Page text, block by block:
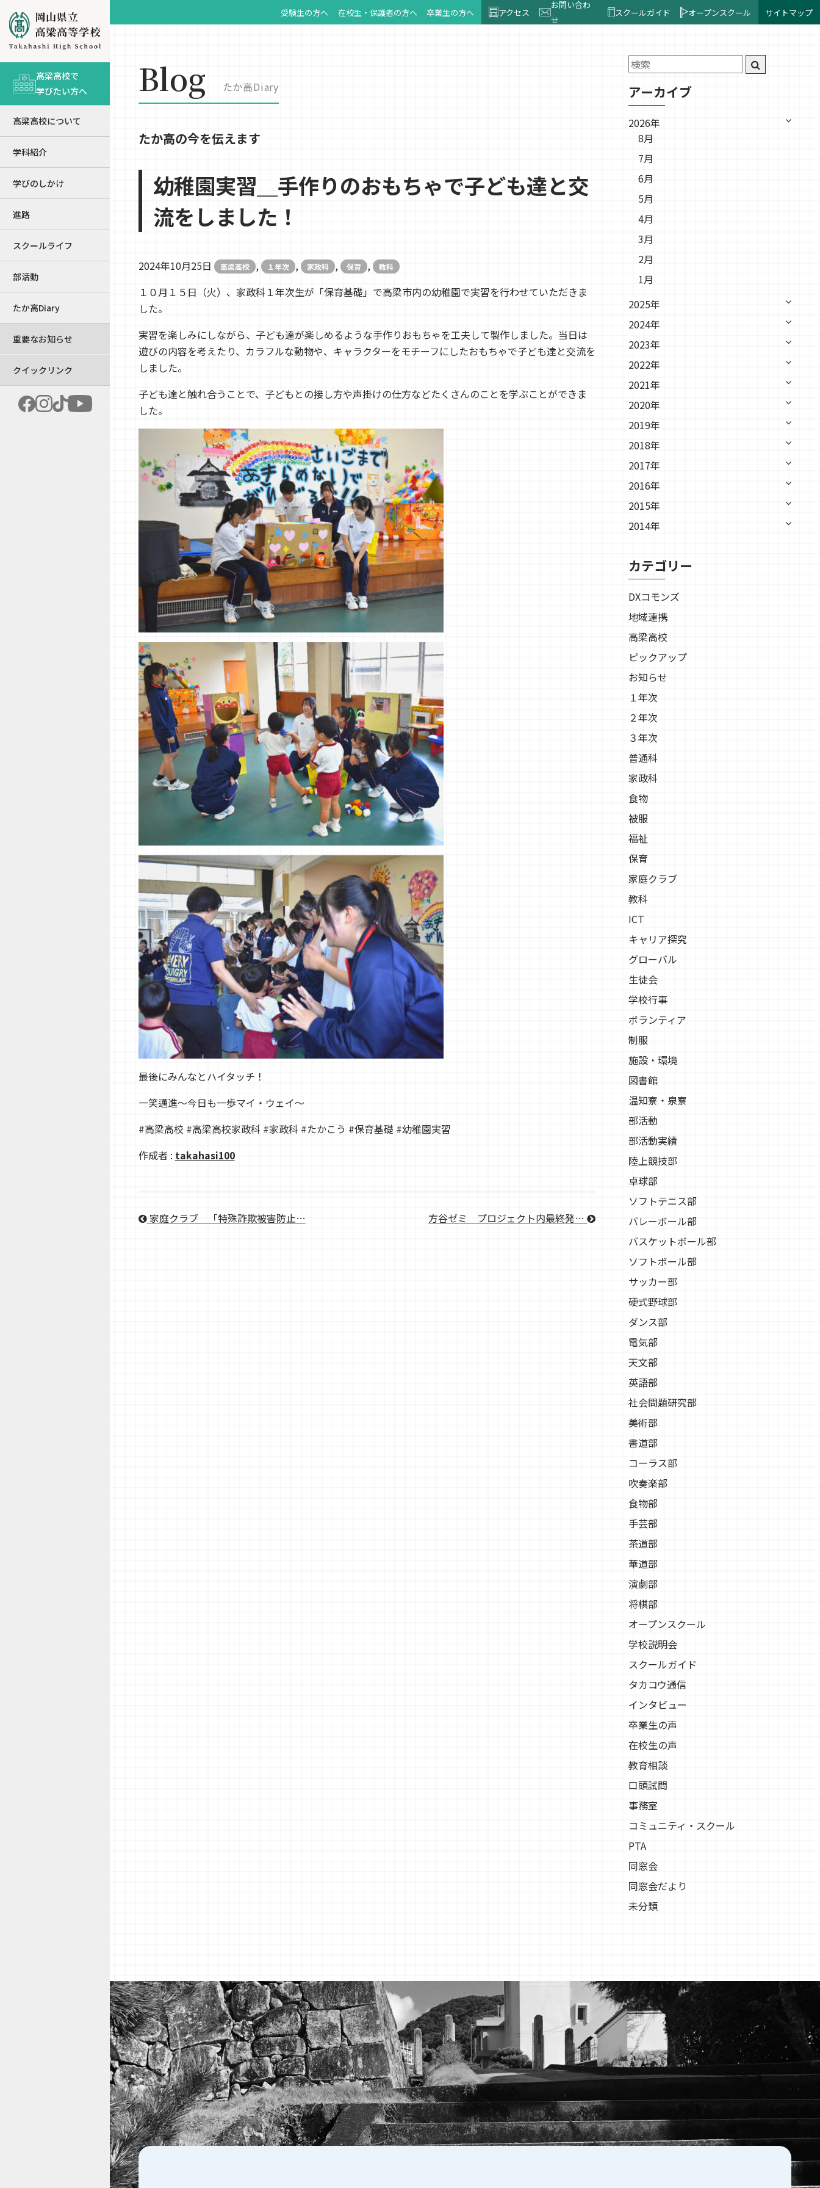
受験生の方へ 在校生・保護者の方へ 卒業生の方へ アクセス
お問い合わ
せ
スクールガイド オープンスクール サイトマップ
高梁高校で
学びたい方へ
高梁高校について
学科紹介
学びのしかけ
進路
スクールライフ
部活動
たか高Diary
重要なお知らせ
クイックリンク
Blog たか高Diary
たか高の今を伝えます
幼稚園実習＿手作りのおもちゃで子ども達と交
流をしました！
2024年10月25日 高梁高校 , １年次 , 家政科 , 保育 , 教科
１０月１５日（火）、家政科１年次生が「保育基礎」で高梁市内の幼稚園で実習を行わせていただきま
した。
実習を楽しみにしながら、子ども達が楽しめるような手作りおもちゃを工夫して製作しました。当日は
遊びの内容を考えたり、カラフルな動物や、キャラクターをモチーフにしたおもちゃで子ども達と交流を
しました。
子ども達と触れ合うことで、子どもとの接し方や声掛けの仕方などたくさんのことを学ぶことができま
した。
最後にみんなとハイタッチ！
一笑邁進〜今日も一歩マイ・ウェイ〜
#高梁高校 #高梁高校家政科 #家政科 #たかこう #保育基礎 #幼稚園実習
作成者 : takahasi100
家庭クラブ＿「特殊詐欺被害防止… 方谷ゼミ＿プロジェクト内最終発…
アーカイブ
2026年
8月
7月
6月
5月
4月
3月
2月
1月
2025年
2024年
2023年
2022年
2021年
2020年
2019年
2018年
2017年
2016年
2015年
2014年
カテゴリー
DXコモンズ
地域連携
高梁高校
ピックアップ
お知らせ
１年次
２年次
３年次
普通科
家政科
食物
被服
福祉
保育
家庭クラブ
教科
ICT
キャリア探究
グローバル
生徒会
学校行事
ボランティア
制服
施設・環境
図書館
温知寮・泉寮
部活動
部活動実績
陸上競技部
卓球部
ソフトテニス部
バレーボール部
バスケットボール部
ソフトボール部
サッカー部
硬式野球部
ダンス部
電気部
天文部
英語部
社会問題研究部
美術部
書道部
コーラス部
吹奏楽部
食物部
手芸部
茶道部
華道部
演劇部
将棋部
オープンスクール
学校説明会
スクールガイド
タカコウ通信
インタビュー
卒業生の声
在校生の声
教育相談
口頭試問
事務室
コミュニティ・スクール
PTA
同窓会
同窓会だより
未分類